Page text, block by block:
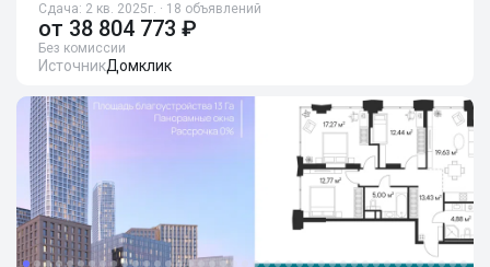
Сдача: 2 кв. 2025г. · 18 объявлений
от 38 804 773 ₽
Без комиссии
ИсточникДомклик